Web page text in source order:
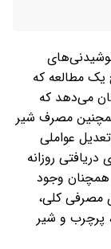
یک مطالعه که
نشان می‌دهد که
همچنین مصرف شیر
عواملی
روزانه
همچنان وجود
مصرفی کلی،
پرچرب و شیر